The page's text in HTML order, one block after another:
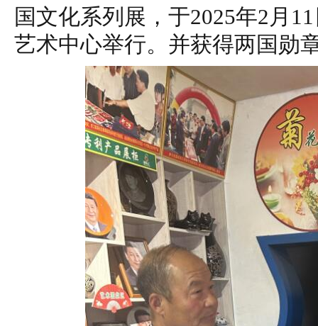
国文化系列展，于2025年2月
艺术中心举行。并获得两国勋